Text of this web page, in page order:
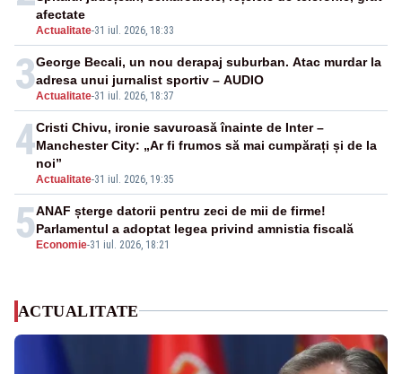
Actualitate-31 iul. 2026, 18:33
afectate
3Actualitate-31 iul. 2026, 18:37
George Becali, un nou derapaj suburban. Atac murdar la
adresa unui jurnalist sportiv – AUDIO
4
Actualitate-31 iul. 2026, 19:35
Cristi Chivu, ironie savuroasă înainte de Inter –
Manchester City: „Ar fi frumos să mai cumpărați și de la
noi”
5Economie-31 iul. 2026, 18:21
ANAF șterge datorii pentru zeci de mii de firme!
Parlamentul a adoptat legea privind amnistia fiscală
ACTUALITATE